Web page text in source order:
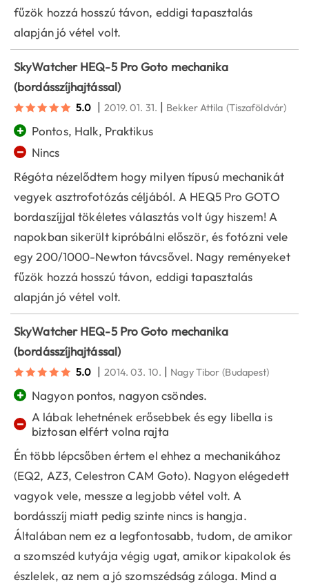
fűzök hozzá hosszú távon, eddigi tapasztalás
alapján jó vétel volt.
SkyWatcher HEQ-5 Pro Goto mechanika
(bordásszíjhajtással)
5.0 | 2019. 01. 31. | Bekker Attila (Tiszaföldvár)
+ Pontos, Halk, Praktikus
−
Nincs
Régóta nézelődtem hogy milyen típusú mechanikát
vegyek asztrofotózás céljából. A HEQ5 Pro GOTO
bordaszíjjal tökéletes választás volt úgy hiszem! A
napokban sikerült kipróbálni először, és fotózni vele
egy 200/1000-Newton távcsővel. Nagy reményeket
fűzök hozzá hosszú távon, eddigi tapasztalás
alapján jó vétel volt.
SkyWatcher HEQ-5 Pro Goto mechanika
(bordásszíjhajtással)
5.0 | 2014. 03. 10. | Nagy Tibor (Budapest)
+ Nagyon pontos, nagyon csöndes.
−
A lábak lehetnének erősebbek és egy libella is
biztosan elfért volna rajta
Én több lépcsőben értem el ehhez a mechanikához
(EQ2, AZ3, Celestron CAM Goto). Nagyon elégedett
vagyok vele, messze a legjobb vétel volt. A
bordásszíj miatt pedig szinte nincs is hangja.
Általában nem ez a legfontosabb, tudom, de amikor
a szomszéd kutyája végig ugat, amikor kipakolok és
észlelek, az nem a jó szomszédság záloga. Mind a